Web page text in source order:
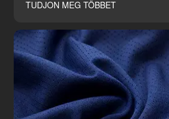
TUDJON MEG TÖBBET